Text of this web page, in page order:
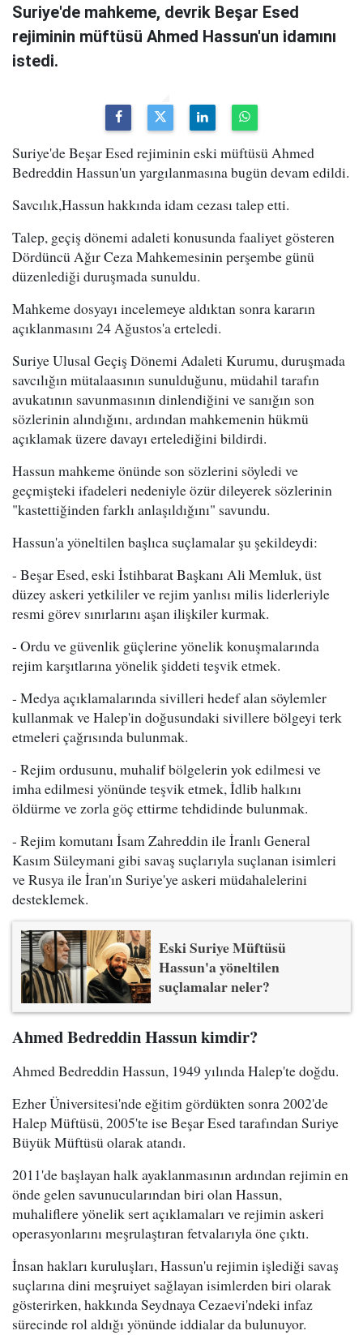
Suriye'de mahkeme, devrik Beşar Esed
rejiminin müftüsü Ahmed Hassun'un idamını
istedi.
Suriye'de Beşar Esed rejiminin eski müftüsü Ahmed
Bedreddin Hassun'un yargılanmasına bugün devam edildi.
Savcılık,Hassun hakkında idam cezası talep etti.
Talep, geçiş dönemi adaleti konusunda faaliyet gösteren
Dördüncü Ağır Ceza Mahkemesinin perşembe günü
düzenlediği duruşmada sunuldu.
Mahkeme dosyayı incelemeye aldıktan sonra kararın
açıklanmasını 24 Ağustos'a erteledi.
Suriye Ulusal Geçiş Dönemi Adaleti Kurumu, duruşmada
savcılığın mütalaasının sunulduğunu, müdahil tarafın
avukatının savunmasının dinlendiğini ve sanığın son
sözlerinin alındığını, ardından mahkemenin hükmü
açıklamak üzere davayı ertelediğini bildirdi.
Hassun mahkeme önünde son sözlerini söyledi ve
geçmişteki ifadeleri nedeniyle özür dileyerek sözlerinin
"kastettiğinden farklı anlaşıldığını" savundu.
Hassun'a yöneltilen başlıca suçlamalar şu şekildeydi:
- Beşar Esed, eski İstihbarat Başkanı Ali Memluk, üst
düzey askeri yetkililer ve rejim yanlısı milis liderleriyle
resmi görev sınırlarını aşan ilişkiler kurmak.
- Ordu ve güvenlik güçlerine yönelik konuşmalarında
rejim karşıtlarına yönelik şiddeti teşvik etmek.
- Medya açıklamalarında sivilleri hedef alan söylemler
kullanmak ve Halep'in doğusundaki sivillere bölgeyi terk
etmeleri çağrısında bulunmak.
- Rejim ordusunu, muhalif bölgelerin yok edilmesi ve
imha edilmesi yönünde teşvik etmek, İdlib halkını
öldürme ve zorla göç ettirme tehdidinde bulunmak.
- Rejim komutanı İsam Zahreddin ile İranlı General
Kasım Süleymani gibi savaş suçlarıyla suçlanan isimleri
ve Rusya ile İran'ın Suriye'ye askeri müdahalelerini
desteklemek.
Eski Suriye Müftüsü
Hassun'a yöneltilen
suçlamalar neler?
Ahmed Bedreddin Hassun kimdir?
Ahmed Bedreddin Hassun, 1949 yılında Halep'te doğdu.
Ezher Üniversitesi'nde eğitim gördükten sonra 2002'de
Halep Müftüsü, 2005'te ise Beşar Esed tarafından Suriye
Büyük Müftüsü olarak atandı.
2011'de başlayan halk ayaklanmasının ardından rejimin en
önde gelen savunucularından biri olan Hassun,
muhaliflere yönelik sert açıklamaları ve rejimin askeri
operasyonlarını meşrulaştıran fetvalarıyla öne çıktı.
İnsan hakları kuruluşları, Hassun'u rejimin işlediği savaş
suçlarına dini meşruiyet sağlayan isimlerden biri olarak
gösterirken, hakkında Seydnaya Cezaevi'ndeki infaz
sürecinde rol aldığı yönünde iddialar da bulunuyor.